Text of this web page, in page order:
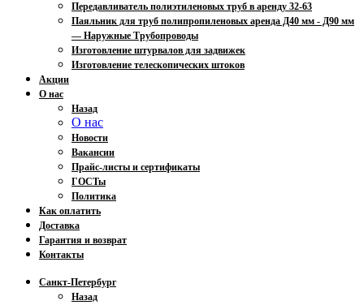
Передавливатель полиэтиленовых труб в аренду 32-63
Паяльник для труб полипропиленовых аренда Д40 мм - Д90 мм
— Наружные Трубопроводы
Изготовление штурвалов для задвижек
Изготовление телескопических штоков
Акции
О нас
Назад
О нас
Новости
Вакансии
Прайс-листы и сертификаты
ГОСТы
Политика
Как оплатить
Доставка
Гарантия и возврат
Контакты
Санкт-Петербург
Назад